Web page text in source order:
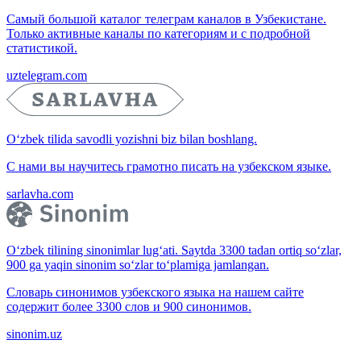
Самый большой каталог телеграм каналов в Узбекистане.
Только активные каналы по категориям и с подробной
статистикой.
uztelegram.com
O‘zbek tilida savodli yozishni biz bilan boshlang.
С нами вы научитесь грамотно писать на узбекском языке.
sarlavha.com
O‘zbek tilining sinonimlar lug‘ati. Saytda 3300 tadan ortiq so‘zlar,
900 ga yaqin sinonim so‘zlar to‘plamiga jamlangan.
Словарь синонимов узбекского языка на нашем сайте
содержит более 3300 слов и 900 синонимов.
sinonim.uz